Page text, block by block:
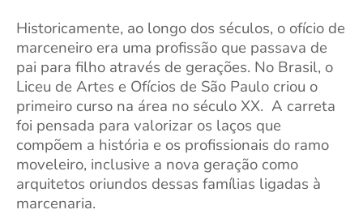
Historicamente, ao longo dos séculos, o ofício de
marceneiro era uma profissão que passava de
pai para filho através de gerações. No Brasil, o
Liceu de Artes e Ofícios de São Paulo criou o
primeiro curso na área no século XX. A carreta
foi pensada para valorizar os laços que
compõem a história e os profissionais do ramo
moveleiro, inclusive a nova geração como
arquitetos oriundos dessas famílias ligadas à
marcenaria.